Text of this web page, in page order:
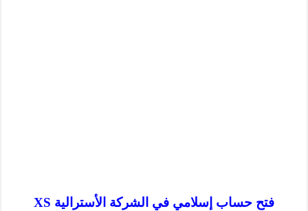
فتح حساب إسلامي في الشركة الأسترالية XS